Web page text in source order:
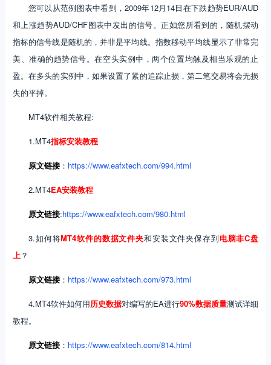
您可以从范例图表中看到，2009年12月14日在下跌趋势EUR/AUD
和上涨趋势AUD/CHF图表中发出的信号。正如您所看到的，随机摆动
指标的信号线是随机的，并非是平均线。指数移动平均线显示了非常完
美、准确的趋势信号。在空头实例中，两个位置均触及相当乐观的止
盈。在多头的实例中，如果设置了紧的追踪止损，第二笔交易将会无损
失的平掉。
MT4软件相关教程:
1.MT4指标安装教程
原文链接： https://www.eafxtech.com/994.html
2.MT4EA安装教程
原文链接:https://www.eafxtech.com/980.html
3.如何将MT4软件的数据文件夹和安装文件夹保存到电脑非C盘
上？
原文链接： https://www.eafxtech.com/973.html
4.MT4软件如何用历史数据对编写的EA进行90%数据质量测试详细
教程。
原文链接： https://www.eafxtech.com/814.html